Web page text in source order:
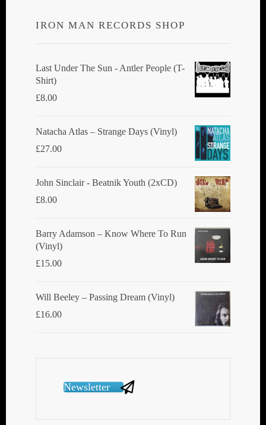
IRON MAN RECORDS SHOP
Last Under The Sun - Antler People (T-
Shirt)
£8.00
Natacha Atlas ‎– Strange Days (Vinyl)
£27.00
John Sinclair - Beatnik Youth (2xCD)
£8.00
Barry Adamson ‎– Know Where To Run
(Vinyl)
£15.00
Will Beeley ‎– Passing Dream (Vinyl)
£16.00
Newsletter